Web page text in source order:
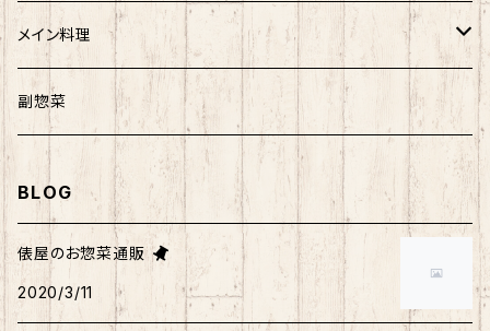
メイン料理
肉料理
魚料理
野菜料理
副惣菜
BLOG
俵屋のお惣菜通販
2020/3/11